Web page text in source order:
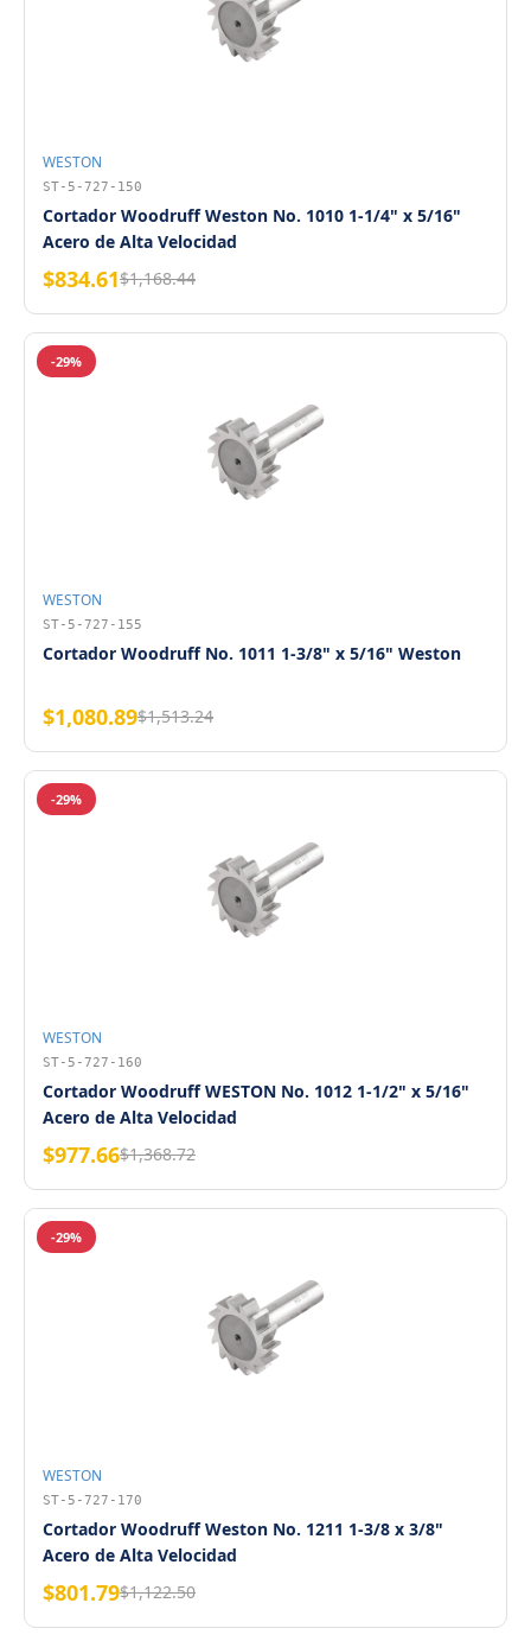
WESTON
ST-5-727-150
Cortador Woodruff Weston No. 1010 1-1/4" x 5/16"
Acero de Alta Velocidad
$834.61$1,168.44
-29%
WESTON
ST-5-727-155
Cortador Woodruff No. 1011 1-3/8" x 5/16" Weston
$1,080.89$1,513.24
-29%
WESTON
ST-5-727-160
Cortador Woodruff WESTON No. 1012 1-1/2" x 5/16"
Acero de Alta Velocidad
$977.66$1,368.72
-29%
WESTON
ST-5-727-170
Cortador Woodruff Weston No. 1211 1-3/8 x 3/8"
Acero de Alta Velocidad
$801.79$1,122.50